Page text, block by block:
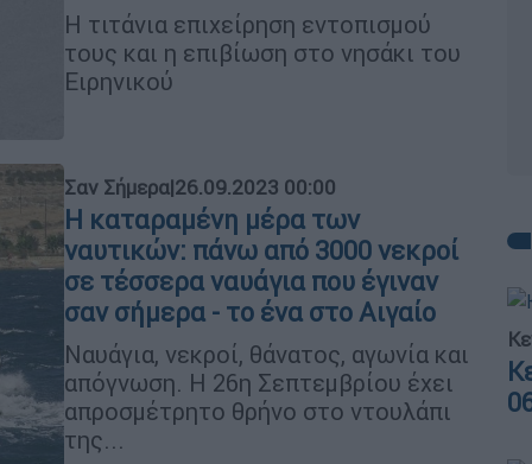
Η τιτάνια επιχείρηση εντοπισμού
τους και η επιβίωση στο νησάκι του
Ειρηνικού
Σαν Σήμερα|26.09.2023 00:00
Η καταραμένη μέρα των
ναυτικών: πάνω από 3000 νεκροί
σε τέσσερα ναυάγια που έγιναν
σαν σήμερα - το ένα στο Αιγαίο
Ναυάγια, νεκροί, θάνατος, αγωνία και
απόγνωση. Η 26η Σεπτεμβρίου έχει
απροσμέτρητο θρήνο στο ντουλάπι
της...